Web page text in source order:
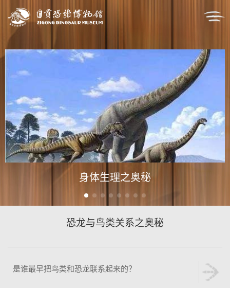
身体生理之奥秘
恐龙与鸟类关系之奥秘
是谁最早把鸟类和恐龙联系起来的？